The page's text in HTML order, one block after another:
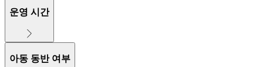
운영 시간
아동 동반 여부